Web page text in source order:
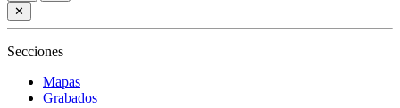
✕
Secciones
Mapas
Grabados